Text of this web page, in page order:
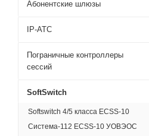
Абонентские шлюзы
IP-АТС
Пограничные контроллеры
сессий
SoftSwitch
Softswitch 4/5 класса ECSS-10
Система-112 ECSS-10 УОВЭОС